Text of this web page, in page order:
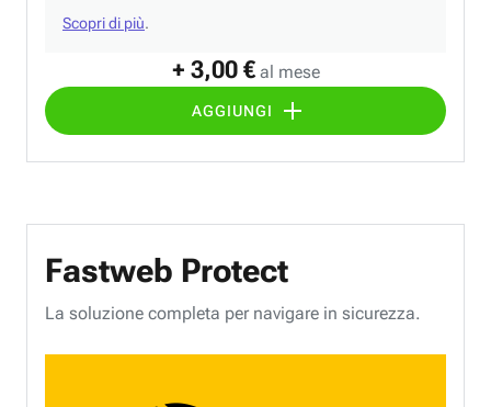
+ 3,00 € al mese
AGGIUNGI
Scopri di più.
Fastweb Protect
La soluzione completa per navigare in sicurezza.